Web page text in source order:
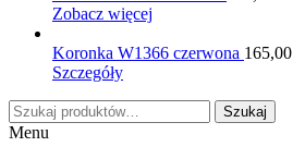
Zobacz więcej
Koronka W1366 czerwona 165,00
Szczegóły
Szukaj:
Szukaj
Menu